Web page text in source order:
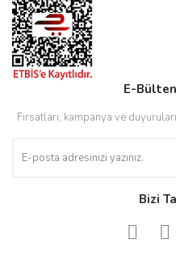
E-
Fırsatları, kampanya ve
Bizi